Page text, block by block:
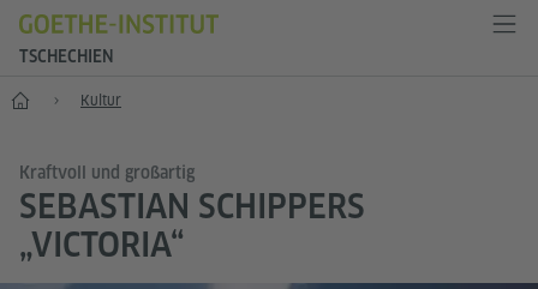
TSCHECHIEN
Start Kultur
Kraftvoll und großartig
SEBASTIAN SCHIPPERS
„VICTORIA“